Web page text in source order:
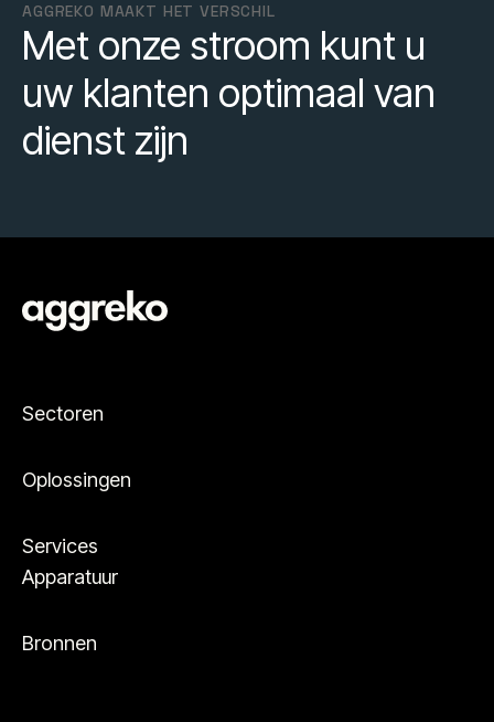
AGGREKO MAAKT HET VERSCHIL
Met onze stroom kunt u
uw klanten optimaal van
dienst zijn
Sectoren
Oplossingen
Services
Apparatuur
Bronnen